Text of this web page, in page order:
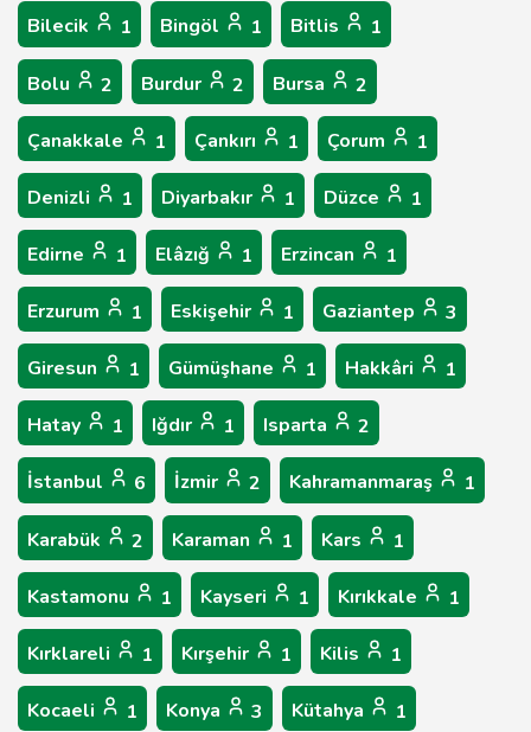
Bilecik 1 Bingöl 1 Bitlis 1
Bolu 2 Burdur 2 Bursa 2
Çanakkale 1 Çankırı 1 Çorum 1
Denizli 1 Diyarbakır 1 Düzce 1
Edirne 1 Elâzığ 1 Erzincan 1
Erzurum 1 Eskişehir 1 Gaziantep 3
Giresun 1 Gümüşhane 1 Hakkâri 1
Hatay 1 Iğdır 1 Isparta 2
İstanbul 6 İzmir 2 Kahramanmaraş 1
Karabük 2 Karaman 1 Kars 1
Kastamonu 1 Kayseri 1 Kırıkkale 1
Kırklareli 1 Kırşehir 1 Kilis 1
Kocaeli 1 Konya 3 Kütahya 1